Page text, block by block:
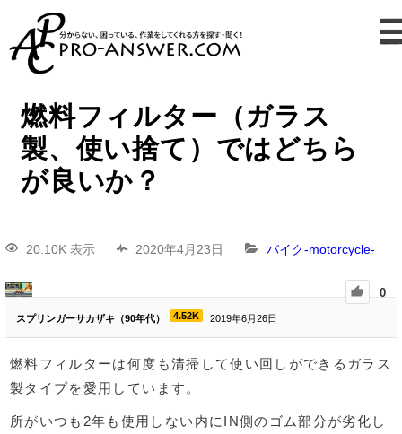
燃料フィルター（ガラス
製、使い捨て）ではどちら
が良いか？
20.10K 表示 2020年4月23日 バイク-motorcycle-
0
スプリンガーサカザキ（90年代） 4.52K 2019年6月26日
燃料フィルターは何度も清掃して使い回しができるガラス
製タイプを愛用しています。
所がいつも2年も使用しない内にIN側のゴム部分が劣化し